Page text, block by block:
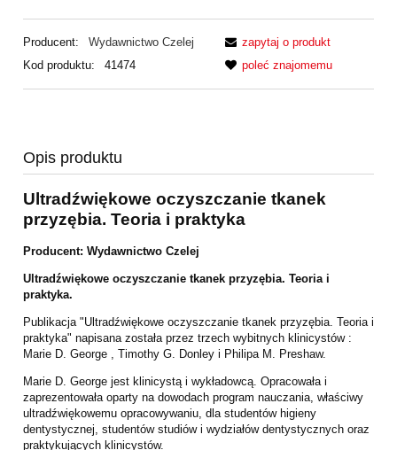
Producent:
Wydawnictwo Czelej
Kod produktu:
41474
zapytaj o produkt
poleć znajomemu
Opis produktu
Ultradźwiękowe oczyszczanie tkanek
przyzębia. Teoria i praktyka
Producent: Wydawnictwo Czelej
Ultradźwiękowe oczyszczanie tkanek przyzębia. Teoria i
praktyka.
Publikacja "Ultradźwiękowe oczyszczanie tkanek przyzębia. Teoria i
praktyka" napisana została przez trzech wybitnych klinicystów :
Marie D. George , Timothy G. Donley i Philipa M. Preshaw.
Marie D. George jest klinicystą i wykładowcą. Opracowała i
zaprezentowała oparty na dowodach program nauczania, właściwy
ultradźwiękowemu opracowywaniu, dla studentów higieny
dentystycznej, studentów studiów i wydziałów dentystycznych oraz
praktykujących klinicystów.